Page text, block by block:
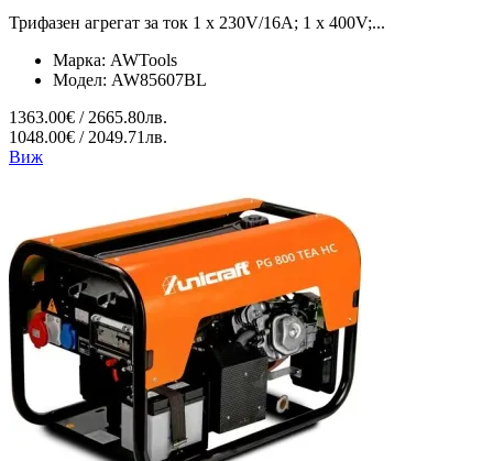
Трифазен агрегат за ток 1 x 230V/16A; 1 x 400V;...
Марка: AWTools
Модел: AW85607BL
1363.00€ / 2665.80лв.
1048.00€ / 2049.71лв.
Виж